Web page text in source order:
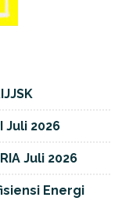
Juli 2026
Juli 2026
Energi